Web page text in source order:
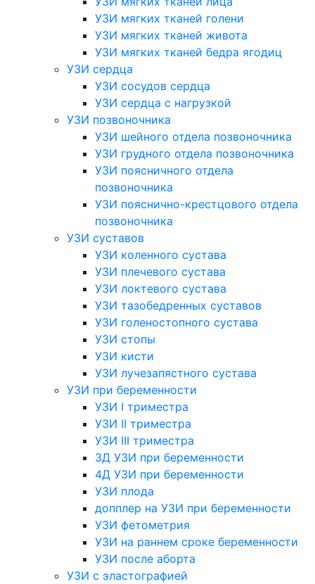
УЗИ мягких тканей голени
УЗИ мягких тканей живота
УЗИ мягких тканей бедра ягодиц
УЗИ сердца
УЗИ сосудов сердца
УЗИ сердца с нагрузкой
УЗИ позвоночника
УЗИ шейного отдела позвоночника
УЗИ грудного отдела позвоночника
УЗИ поясничного отдела
позвоночника
УЗИ пояснично-крестцового отдела
позвоночника
УЗИ суставов
УЗИ коленного сустава
УЗИ плечевого сустава
УЗИ локтевого сустава
УЗИ тазобедренных суставов
УЗИ голеностопного сустава
УЗИ стопы
УЗИ кисти
УЗИ лучезапястного сустава
УЗИ при беременности
УЗИ I триместра
УЗИ II триместра
УЗИ III триместра
3Д УЗИ при беременности
4Д УЗИ при беременности
УЗИ плода
допплер на УЗИ при беременности
УЗИ фетометрия
УЗИ на раннем сроке беременности
УЗИ после аборта
УЗИ с эластографией